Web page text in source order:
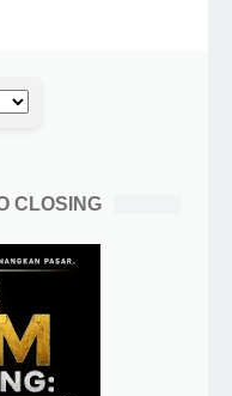
CLOSING